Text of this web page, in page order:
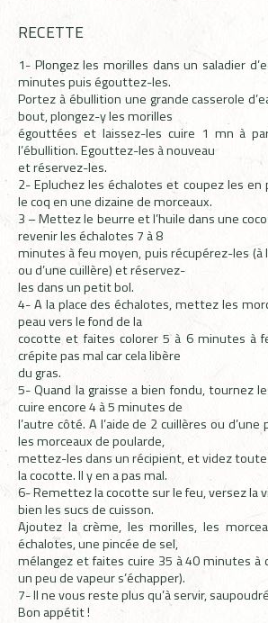
RECETTE
1- Plongez les morilles dans un saladier
minutes puis égouttez-les.
Portez à ébullition une grande casserole
bout, plongez-y les morilles
égouttées et laissez-les cuire 1 mn à
l’ébullition. Egouttez-les à nouveau
et réservez-les.
2- Epluchez les échalotes et coupez les en
le coq en une dizaine de morceaux.
3 – Mettez le beurre et l’huile dans une
revenir les échalotes 7 à 8
minutes à feu moyen, puis récupérez-les (à
ou d’une cuillère) et réservez-
les dans un petit bol.
4- A la place des échalotes, mettez les
peau vers le fond de la
cocotte et faites colorer 5 à 6 minutes à
crépite pas mal car cela libère
du gras.
5- Quand la graisse a bien fondu, tournez
cuire encore 4 à 5 minutes de
l’autre côté. A l’aide de 2 cuillères ou
les morceaux de poularde,
mettez-les dans un récipient, et videz toute
la cocotte. Il y en a pas mal.
6- Remettez la cocotte sur le feu, versez la
bien les sucs de cuisson.
Ajoutez la crème, les morilles, les
échalotes, une pincée de sel,
mélangez et faites cuire 35 à 40 minutes à
un peu de vapeur s’échapper).
7- Il ne vous reste plus qu’à servir,
Bon appétit !